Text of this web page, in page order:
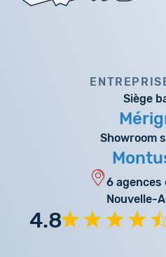
Siège
Showroom
6 agences
Nouvelle-
4.8